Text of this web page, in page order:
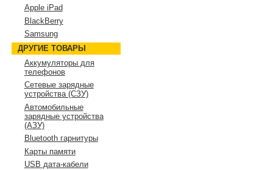
Apple iPad
BlackBerry
Samsung
ДРУГИЕ ТОВАРЫ
Аккумуляторы для
телефонов
Сетевые зарядные
устройства (СЗУ)
Автомобильные
зарядные устройства
(АЗУ)
Bluetooth гарнитуры
Карты памяти
USB дата-кабели